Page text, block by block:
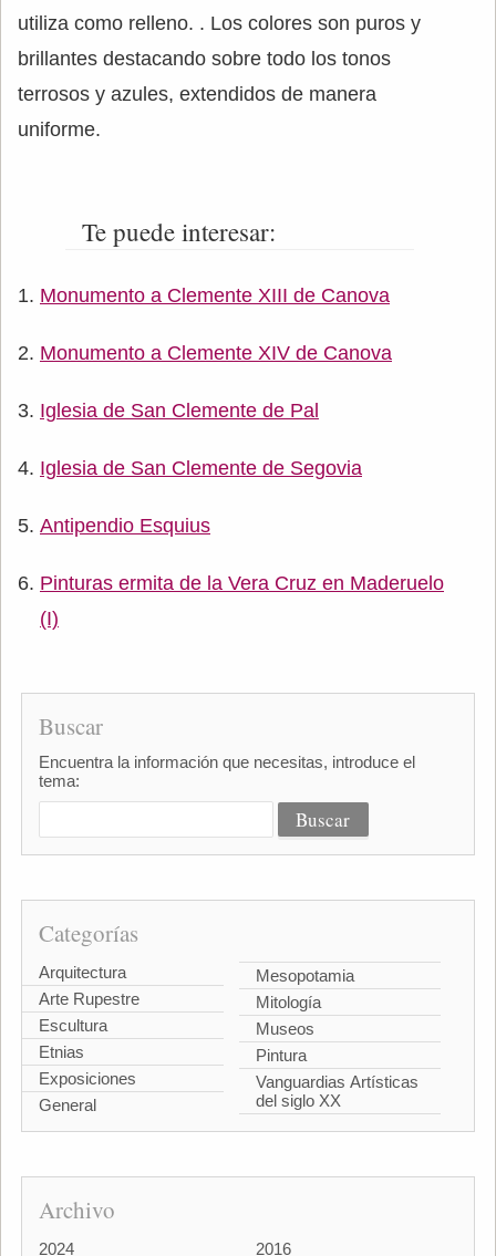
utiliza como relleno. . Los colores son puros y
brillantes destacando sobre todo los tonos
terrosos y azules, extendidos de manera
uniforme.
Te puede interesar:
Monumento a Clemente XIII de Canova
Monumento a Clemente XIV de Canova
Iglesia de San Clemente de Pal
Iglesia de San Clemente de Segovia
Antipendio Esquius
Pinturas ermita de la Vera Cruz en Maderuelo
(I)
Buscar
Encuentra la información que necesitas, introduce el
tema:
Categorías
Arquitectura
Arte Rupestre
Escultura
Etnias
Exposiciones
General
Mesopotamia
Mitología
Museos
Pintura
Vanguardias Artísticas
del siglo XX
Archivo
2024 2016